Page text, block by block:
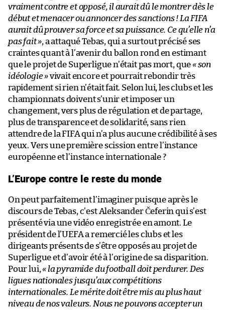
vraiment contre et opposé, il aurait dû le montrer dès le
début et menacer ou annoncer des sanctions ! La FIFA
aurait dû prouver sa force et sa puissance. Ce qu’elle n’a
pas fait », a attaqué Tebas, qui a surtout précisé ses
craintes quant à l’avenir du ballon rond en estimant
que le projet de Superligue n’était pas mort, que« son
idéologie »vivait encore et pourrait rebondir très
rapidement si rien n’était fait. Selon lui, les clubs et les
championnats doivent s’unir et imposer un
changement, vers plus de régulation et de partage,
plus de transparence et de solidarité, sans rien
attendre de la FIFA qui n’a plus aucune crédibilité à ses
yeux. Vers une première scission entre l’instance
européenne et l’instance internationale ?
L’Europe contre le reste du monde
On peut parfaitement l’imaginer puisque après le
discours de Tebas, c’est Aleksander Čeferin qui s’est
présenté via une vidéo enregistrée en amont. Le
président de l’UEFA a remercié les clubs et les
dirigeants présents de s’être opposés au projet de
Superligue et d’avoir été à l’origine de sa disparition.
Pour lui,« la pyramide du football doit perdurer. Des
ligues nationales jusqu’aux compétitions
internationales. Le mérite doit être mis au plus haut
niveau de nos valeurs. Nous ne pouvons accepter un